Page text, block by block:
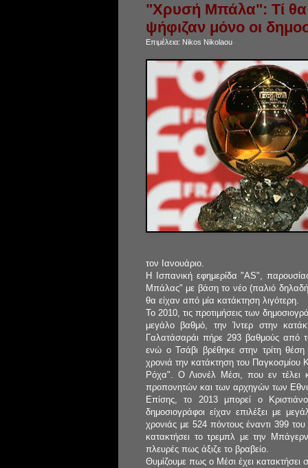
"Χρυσή Μπάλα": Τί θα
ψήφιζαν μόνο οι
Επιμέλεια: Nikos Nikolaou
τον Ιανουάριο.
Η Ισπανική εφημερίδα "AS",
Μπάλας" με βάση το νέο (παλιό
θα είχαν από μία κατάκτηση λιγότερη.
Το 2010, τις προτιμήσεις των
μεγάλο βαθμό, την Ίντερ στην
Γαλατάσαράι πήρε 293 βαθμούς από
ενώ ο Τσάβι βρέθηκε στην τρίτη
χρονιά την κατάκτηση του Παγκοσμίου
Ρόχα". Ο Λιονέλ Μέσι, που εν τέλει
προπονητών και των αρχηγών των
Επίσης, το 2013 μπορεί ο
δημοσιογράφοι είχαν επιλέξει με
χρονιάς με 524 πόντους έναντι 399
κατακτήσει το τρεμπλ με την
πλευρές πως άξιζε το βραβείο.
Θυμίζουμε πως ο Μέσι έχει